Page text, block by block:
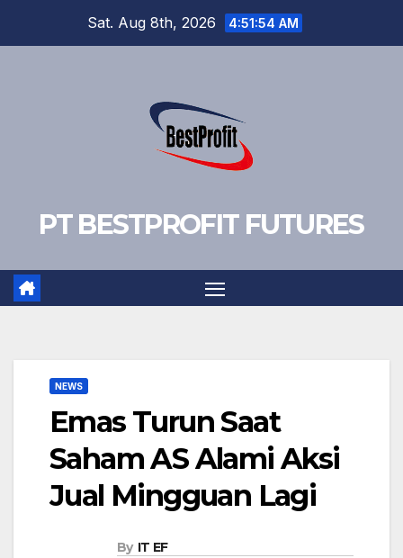
Sat. Aug 8th, 2026 4:51:54 AM
PT BESTPROFIT FUTURES
NEWS
Emas Turun Saat
Saham AS Alami Aksi
Jual Mingguan Lagi
By IT EF